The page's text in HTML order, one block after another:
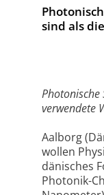
sind als
verwendete
Aalborg
wollen
dänisches
Photonik-